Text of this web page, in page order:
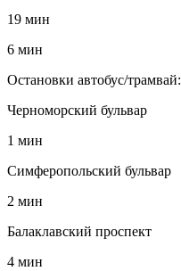
19 мин
6 мин
Остановки автобус/трамвай:
Черноморский бульвар
1 мин
Симферопольский бульвар
2 мин
Балаклавский проспект
4 мин